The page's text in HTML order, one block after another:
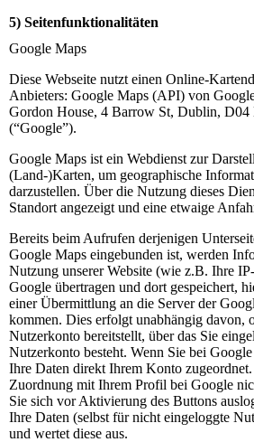
5) Seitenfunktionalitäten
Google Maps
Diese Webseite nutzt einen Online-
Anbieters: Google Maps (API) von
Gordon House, 4 Barrow St, Dublin, D04
(“Google”).
Google Maps ist ein Webdienst zur
(Land-)Karten, um geographische
darzustellen. Über die Nutzung dieses
Standort angezeigt und eine etwaige
Bereits beim Aufrufen derjenigen
Google Maps eingebunden ist, werden
Nutzung unserer Website (wie z.B. Ihre
Google übertragen und dort gespeichert,
einer Übermittlung an die Server der
kommen. Dies erfolgt unabhängig davon,
Nutzerkonto bereitstellt, über das Sie
Nutzerkonto besteht. Wenn Sie bei
Ihre Daten direkt Ihrem Konto
Zuordnung mit Ihrem Profil bei Google
Sie sich vor Aktivierung des Buttons
Ihre Daten (selbst für nicht eingeloggte
und wertet diese aus.